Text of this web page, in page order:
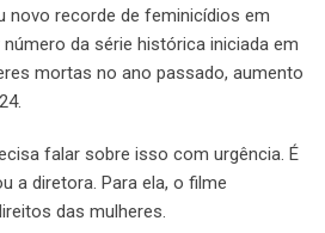
novo recorde de feminicídios em
da série histórica iniciada em
mortas no ano passado, aumento
falar sobre isso com urgência. É
a diretora. Para ela, o filme
das mulheres.